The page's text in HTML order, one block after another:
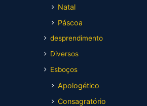
Natal
Páscoa
desprendimento
Diversos
Esboços
Apologético
Consagratório